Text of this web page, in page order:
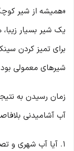
«همیشه از شیر
یک شیر بسیار
برای تمیز کردن
شیرهای معمولی
زمان رسیدن به
آب آشامیدنی
۱. آیا آب شهری و